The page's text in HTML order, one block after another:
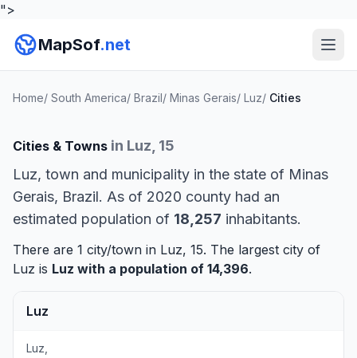
">
MapSof.net
Home/ South America/ Brazil/ Minas Gerais/ Luz/ Cities
Cities & Towns in Luz, 15
Luz, town and municipality in the state of Minas
Gerais, Brazil. As of 2020 county had an
estimated population of 18,257 inhabitants.
There are 1 city/town in Luz, 15. The largest city of
Luz is Luz with a population of 14,396.
Luz
Luz,